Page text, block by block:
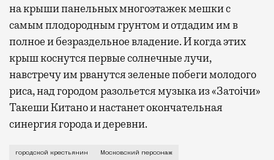
на крыши панельных многоэтажек мешки с
самым плодородным грунтом и отдадим им в
полное и безраздельное владение. И когда этих
крыш коснутся первые солнечные лучи,
навстречу им рванутся зеленые побеги молодого
риса, над городом разольется музыка из «Затоiчи»
Такеши Китано и настанет окончательная
синергия города и деревни.
Когда все ноги в кроссовках, ботинках и
городской крестьянин Московский персонаж